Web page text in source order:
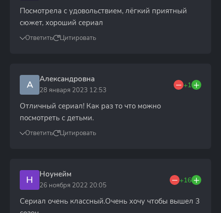
Посмотрела с удовольствием, лёгкий приятный
сюжет, хороший сериал
Ответить Цитировать
А Александровна
28 января 2023 12:53
+1
Отличный сериал! Как раз то что можно
посмотреть с детьми.
Ответить Цитировать
Н Ноунейм
26 ноября 2022 20:05
+16
Сериал очень классный.Очень хочу чтобы вышел 3